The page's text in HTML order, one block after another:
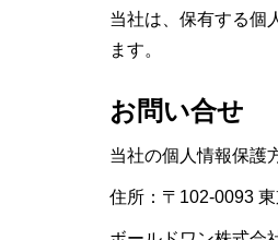
当社は、保有する個
ます。
お問い合せ
当社の個人情報保護
住所：〒102-0093